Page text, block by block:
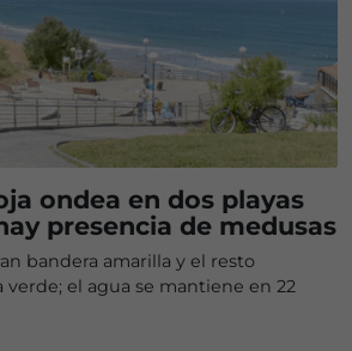
ondea en dos playas
presencia de medusas
bandera amarilla y el resto
el agua se mantiene en 22